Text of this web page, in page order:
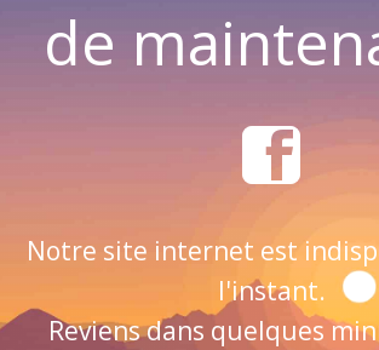
de
Notre site internet est
l'instant.
Reviens dans quelques